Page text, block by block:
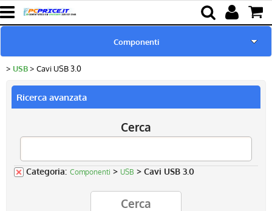
Batterie & Alimentatori
Ricambi per Notebook
Componenti
Lampade proiettori
USB Cavi USB 3.0
Ricerca avanzata
Cerca
Categoria: Componenti > USB > Cavi USB 3.0